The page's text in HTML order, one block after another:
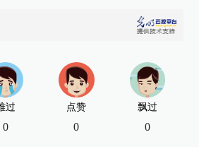
过
0
点赞
0
飘过
0